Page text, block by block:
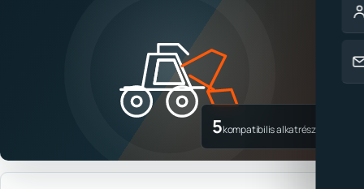
5kompatibilis alkatrész